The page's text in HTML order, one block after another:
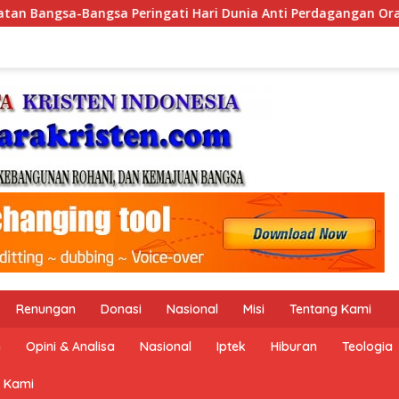
Orang 2026 dengan Komitmen Baru untuk
Renungan Donasi Nasional Misi Tentang Kami
Opini & Analisa Nasional Iptek Hiburan Teologia
Kami